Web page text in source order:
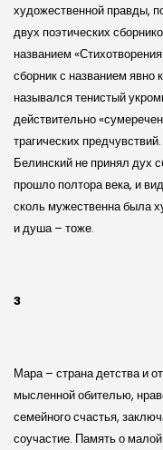
художественной правды,
двух поэтических
названием
сборник с названием
назывался тенистый
действительно
трагических
Белинский не принял дух
прошло полтора века, и
сколь мужественна была
и душа – тоже.
3
Мара – страна детства и
мысленной обителью,
семейного счастья,
соучастие. Память о